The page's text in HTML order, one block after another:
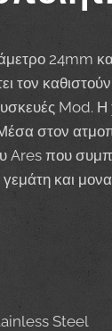
24mm
τον
Mod. Η
στον
Ares που
και
Steel